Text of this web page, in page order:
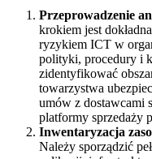
Przeprowadzenie
krokiem jest
ryzykiem ICT w
polityki, procedury i
zidentyfikować
towarzystwa
umów z dostawcami
platformy sprzedaży
Inwentaryzacja
Należy sporządzić